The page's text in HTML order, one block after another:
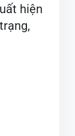
hiện